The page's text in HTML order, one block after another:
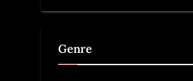
Genre